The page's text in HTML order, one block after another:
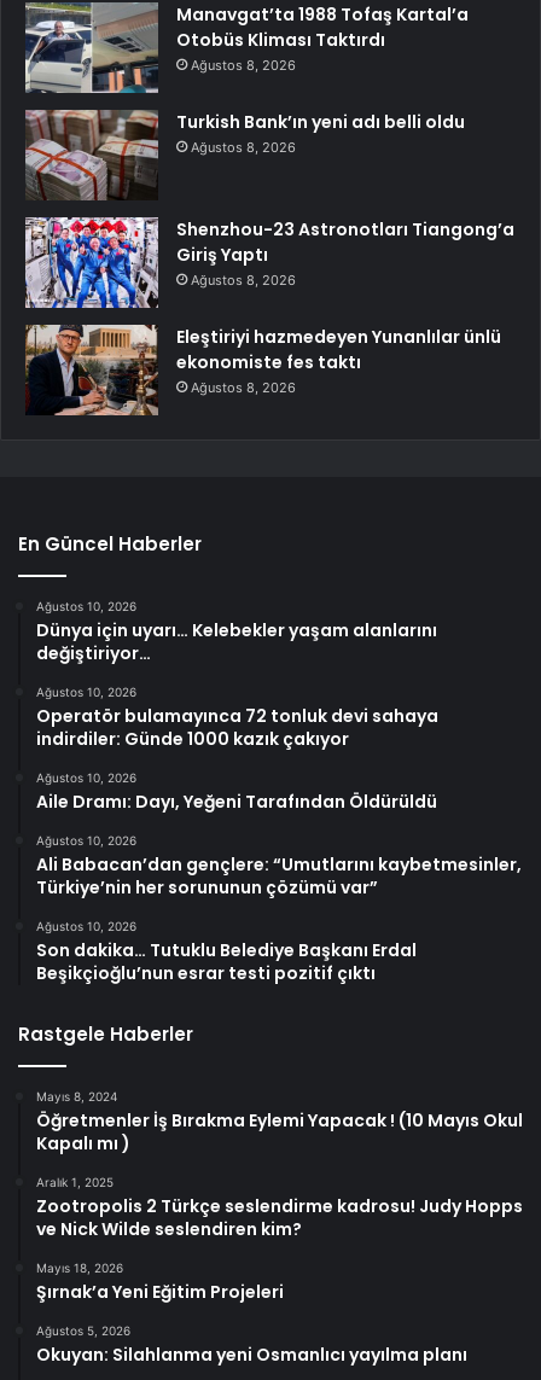
Manavgat’ta 1988 Tofaş Kartal’a
Otobüs Kliması Taktırdı
Ağustos 8, 2026
Turkish Bank’ın yeni adı belli oldu
Ağustos 8, 2026
Shenzhou-23 Astronotları Tiangong’a
Giriş Yaptı
Ağustos 8, 2026
Eleştiriyi hazmedeyen Yunanlılar ünlü
ekonomiste fes taktı
Ağustos 8, 2026
En Güncel Haberler
Ağustos 10, 2026
Dünya için uyarı… Kelebekler yaşam alanlarını
değiştiriyor…
Ağustos 10, 2026
Operatör bulamayınca 72 tonluk devi sahaya
indirdiler: Günde 1000 kazık çakıyor
Ağustos 10, 2026
Aile Dramı: Dayı, Yeğeni Tarafından Öldürüldü
Ağustos 10, 2026
Ali Babacan’dan gençlere: “Umutlarını kaybetmesinler,
Türkiye’nin her sorununun çözümü var”
Ağustos 10, 2026
Son dakika… Tutuklu Belediye Başkanı Erdal
Beşikçioğlu’nun esrar testi pozitif çıktı
Rastgele Haberler
Mayıs 8, 2024
Öğretmenler İş Bırakma Eylemi Yapacak ! (10 Mayıs Okul
Kapalı mı )
Aralık 1, 2025
Zootropolis 2 Türkçe seslendirme kadrosu! Judy Hopps
ve Nick Wilde seslendiren kim?
Mayıs 18, 2026
Şırnak’a Yeni Eğitim Projeleri
Ağustos 5, 2026
Okuyan: Silahlanma yeni Osmanlıcı yayılma planı